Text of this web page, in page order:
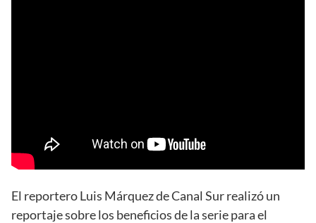
El reportero Luis Márquez de Canal Sur realizó un
reportaje sobre los beneficios de la serie para el